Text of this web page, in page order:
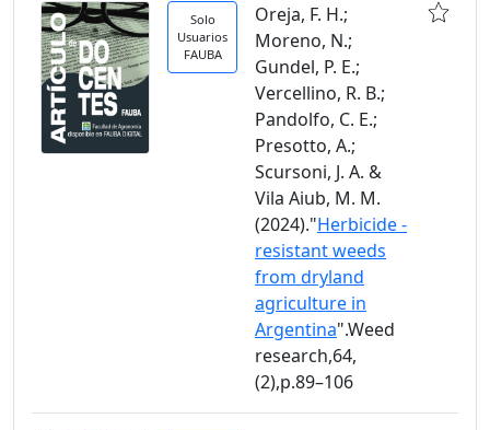
Solo
Usuarios
FAUBA
Oreja, F. H.;
Moreno, N.;
Gundel, P. E.;
Vercellino, R. B.;
Pandolfo, C. E.;
Presotto, A.;
Scursoni, J. A. &
Vila Aiub, M. M.
(2024)."Herbicide -
resistant weeds
from dryland
agriculture in
Argentina".Weed
research,64,
(2),p.89–106